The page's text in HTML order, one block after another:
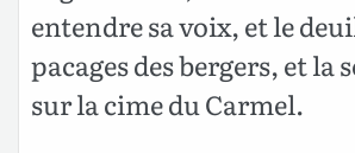
entendre sa voix, et le
pacages des bergers, et la
sur la cime du Carmel.